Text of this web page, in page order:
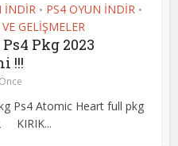
İNDİR • PS4 OYUN İNDİR •
GELİŞMELER
Pkg 2023
!!!
Ps4 Atomic Heart full pkg
KIRIK...